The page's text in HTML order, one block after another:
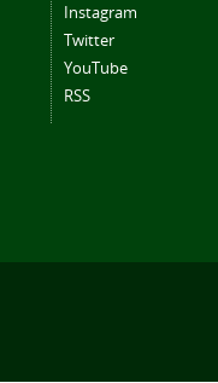
Instagram
Twitter
YouTube
RSS